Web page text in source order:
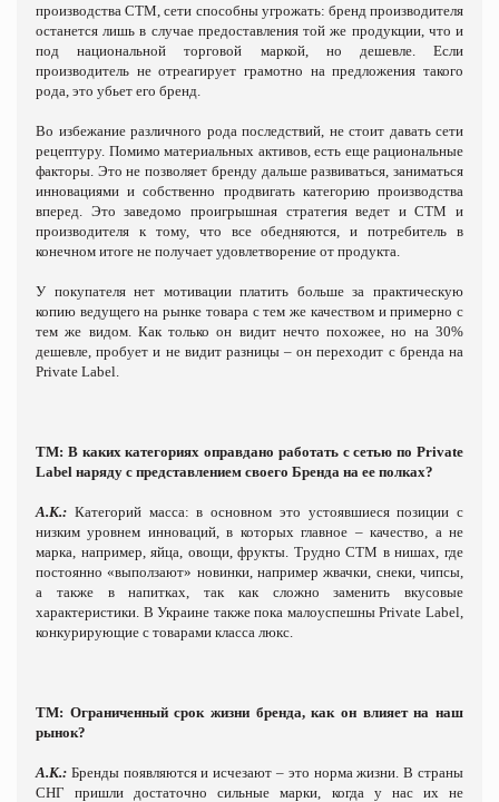
производства СТМ, сети способны угрожать: бренд производителя
останется лишь в случае предоставления той же продукции, что и
под национальной торговой маркой, но дешевле. Если
производитель не отреагирует грамотно на предложения такого
рода, это убьет его бренд.
Во избежание различного рода последствий, не стоит давать сети
рецептуру. Помимо материальных активов, есть еще рациональные
факторы. Это не позволяет бренду дальше развиваться, заниматься
инновациями и собственно продвигать категорию производства
вперед. Это заведомо проигрышная стратегия ведет и СТМ и
производителя к тому, что все обедняются, и потребитель в
конечном итоге не получает удовлетворение от продукта.
У покупателя нет мотивации платить больше за практическую
копию ведущего на рынке товара с тем же качеством и примерно с
тем же видом. Как только он видит нечто похожее, но на 30%
дешевле, пробует и не видит разницы – он переходит с бренда на
Private Label
ТМ: В каких категориях оправдано работать с сетью по Private
Label наряду с представлением своего Бренда на ее полках?
А.К.: Категорий масса: в основном это устоявшиеся позиции с
низким уровнем инноваций, в которых главное – качество, а не
марка, например, яйца, овощи, фрукты. Трудно СТМ в нишах, где
постоянно «выползают» новинки, например жвачки, снеки, чипсы,
а также в напитках, так как сложно заменить вкусовые
характеристики. В Украине также пока малоуспешныPrivate Label
конкурирующие с товарами класса люкс.
ТМ: Ограниченный срок жизни бренда, как он влияет на наш
рынок?
А.К.: Бренды появляются и исчезают – это норма жизни. В страны
СНГ пришли достаточно сильные марки, когда у нас их не